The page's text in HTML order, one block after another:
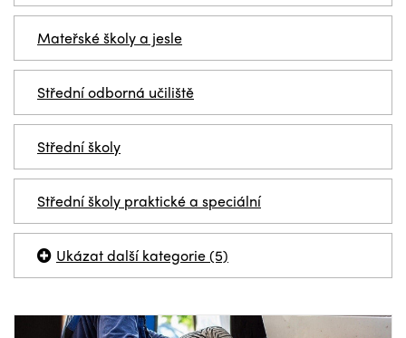
Mateřské školy a jesle
Střední odborná učiliště
Střední školy
Střední školy praktické a speciální
Ukázat další kategorie (5)